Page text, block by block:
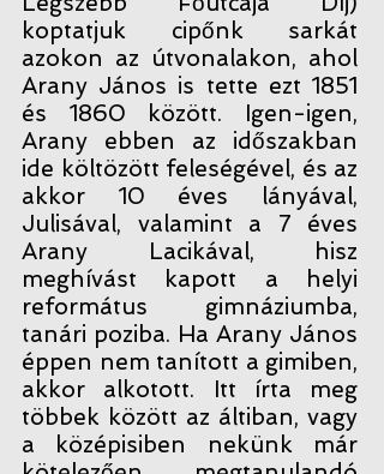
koptatjuk cipőnk sarkát
azokon az útvonalakon, ahol
Arany János is tette ezt 1851
és 1860 között. Igen-igen,
Arany ebben az időszakban
ide költözött feleségével, és az
akkor 10 éves lányával,
Julisával, valamint a 7 éves
Arany Lacikával, hisz
meghívást kapott a helyi
református gimnáziumba,
tanári poziba. Ha Arany János
éppen nem tanított a gimiben,
akkor alkotott. Itt írta meg
többek között az áltiban, vagy
a középisiben nekünk már